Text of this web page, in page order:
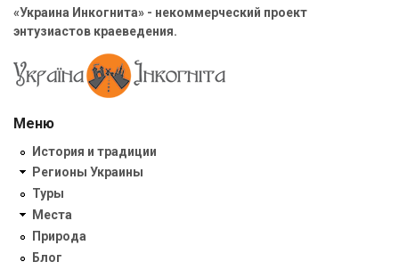
«Украина Инкогнита» - некоммерческий проект
энтузиастов краеведения.
Меню
История и традиции
Регионы Украины
Туры
Места
Природа
Блог